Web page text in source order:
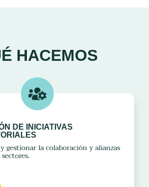
HACEMOS
DE INICIATIVAS
gestionar la colaboración y alianzas